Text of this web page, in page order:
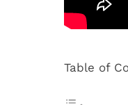
Table of